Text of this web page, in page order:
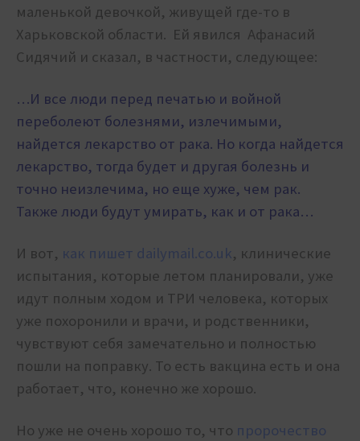
маленькой девочкой, живущей где-то в
Харьковской области. Ей явился Афанасий
Сидячий и сказал, в частности, следующее:
…И все люди перед печатью и войной
переболеют болезнями, излечимыми,
найдется лекарство от рака. Но когда найдется
лекарство, тогда будет и другая болезнь и
точно неизлечима, но еще хуже, чем рак.
Также люди будут умирать, как и от рака…
И вот, как пишет dailymail.co.uk, клинические
испытания, которые летом планировали, уже
идут полным ходом и ТРИ человека, которых
уже похоронили и врачи, и родственники,
чувствуют себя замечательно и полностью
пошли на поправку. То есть вакцина есть и она
работает, что, конечно же хорошо.
Но уже не очень хорошо то, что пророчество